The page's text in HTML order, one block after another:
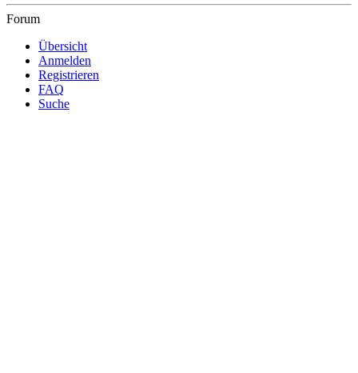
Forum
Übersicht
Anmelden
Registrieren
FAQ
Suche